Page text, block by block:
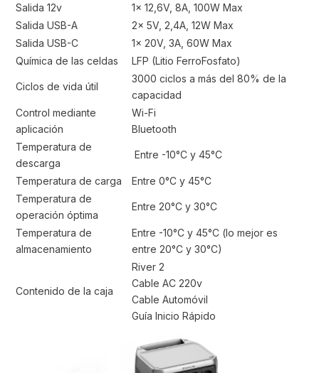
Salida 12v
1x 12,6V, 8A, 100W Max
Salida USB-A
2x 5V, 2,4A, 12W Max
Salida USB-C
1x 20V, 3A, 60W Max
Química de las celdas
LFP (Litio FerroFosfato)
Ciclos de vida útil
3000 ciclos a más del 80% de la
capacidad
Control mediante
aplicación
Wi-Fi
Bluetooth
Temperatura de
descarga
Entre -10°C y 45°C
Temperatura de carga
Entre 0°C y 45°C
Temperatura de
operación óptima
Entre 20°C y 30°C
Temperatura de
almacenamiento
Entre -10°C y 45°C (lo mejor es
entre 20°C y 30°C)
Contenido de la caja
River 2
Cable AC 220v
Cable Automóvil
Guía Inicio Rápido